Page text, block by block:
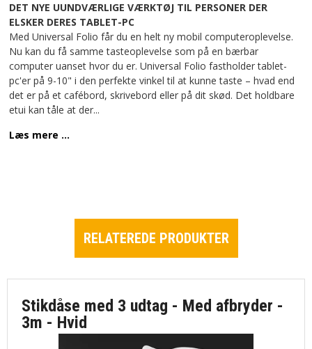
DET NYE UUNDVÆRLIGE VÆRKTØJ TIL PERSONER DER
ELSKER DERES TABLET-PC
Med Universal Folio får du en helt ny mobil computeroplevelse.
Nu kan du få samme tasteoplevelse som på en bærbar
computer uanset hvor du er. Universal Folio fastholder tablet-
pc'er på 9-10" i den perfekte vinkel til at kunne taste – hvad end
det er på et cafébord, skrivebord eller på dit skød. Det holdbare
etui kan tåle at der...
Læs mere ...
RELATEREDE PRODUKTER
Stikdåse med 3 udtag - Med afbryder -
3m - Hvid